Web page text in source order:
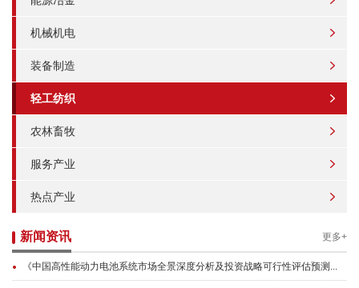
机械机电
装备制造
轻工纺织
农林畜牧
服务产业
热点产业
新闻资讯 更多+
《中国高性能动力电池系统市场全景深度分析及投资战略可行性评估预测...